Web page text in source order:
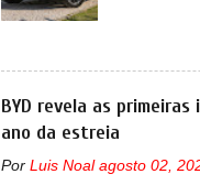
do
Fiat
BYD revela as
ano da estreia
Por Luis Noal agosto 02,